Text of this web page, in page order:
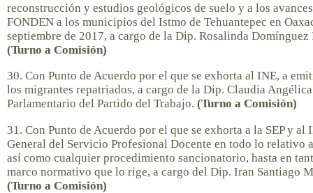
reconstrucción y estudios geológicos de suelo y a los
FONDEN a los municipios del Istmo de Tehuantepec en
septiembre de 2017, a cargo de la Dip. Rosalinda
(Turno a Comisión)
30. Con Punto de Acuerdo por el que se exhorta al INE, a
los migrantes repatriados, a cargo de la Dip. Claudia
Parlamentario del Partido del Trabajo. (Turno a Comisión)
31. Con Punto de Acuerdo por el que se exhorta a la SEP y
General del Servicio Profesional Docente en todo lo relativo
así como cualquier procedimiento sancionatorio, hasta en
marco normativo que lo rige, a cargo del Dip. Iran Santiago
(Turno a Comisión)